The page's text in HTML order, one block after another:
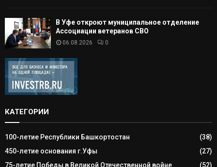
В Уфе откроют муниципальное отделение
Ассоциации ветеранов СВО
06.08.2026 0
КАТЕГОРИИ
100-летие Республики Башкортостан
(38)
450-летие основания г.Уфы
(27)
75-летие Победы в Великой Отечественной войне
(52)